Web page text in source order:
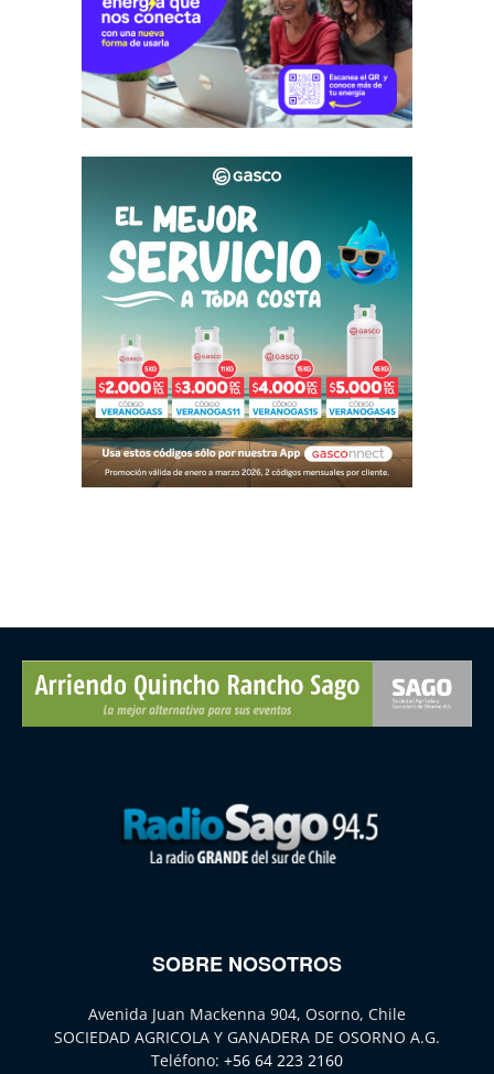
SOBRE NOSOTROS
Avenida Juan Mackenna 904, Osorno, Chile
SOCIEDAD AGRICOLA Y GANADERA DE OSORNO A.G.
Teléfono: +56 64 223 2160